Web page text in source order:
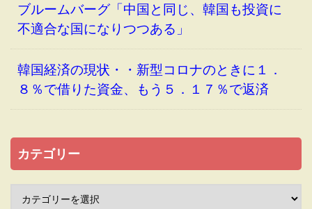
ブルームバーグ「中国と同じ、韓国も投資に
不適合な国になりつつある」
韓国経済の現状・・新型コロナのときに１．
８％で借りた資金、もう５．１７％で返済
カテゴリー